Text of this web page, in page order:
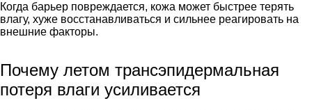
Когда барьер повреждается, кожа может быстрее терять
влагу, хуже восстанавливаться и сильнее реагировать на
внешние факторы.
Почему летом трансэпидермальная
потеря влаги усиливается